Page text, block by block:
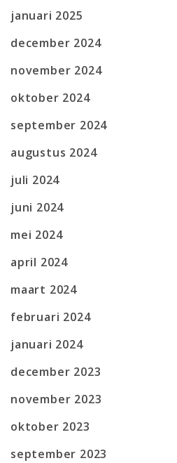
januari 2025
december 2024
november 2024
oktober 2024
september 2024
augustus 2024
juli 2024
juni 2024
mei 2024
april 2024
maart 2024
februari 2024
januari 2024
december 2023
november 2023
oktober 2023
september 2023